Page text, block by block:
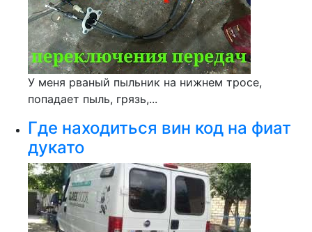
У меня рваный пыльник на нижнем тросе,
попадает пыль, грязь,...
Где находиться вин код на фиат
дукато